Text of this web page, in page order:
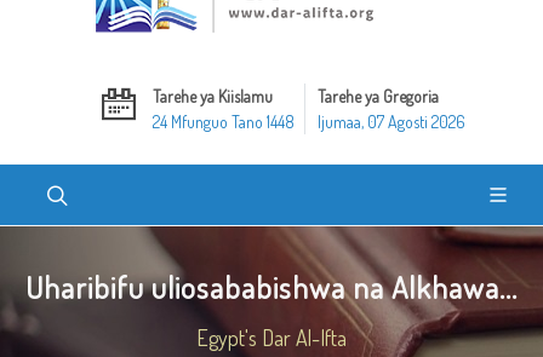
Tarehe ya Kiislamu
24 Mfunguo Tano 1448
Tarehe ya Gregoria
Ijumaa, 07 Agosti 2026
Uharibifu uliosababishwa na Alkhawa...
Egypt's Dar Al-Ifta